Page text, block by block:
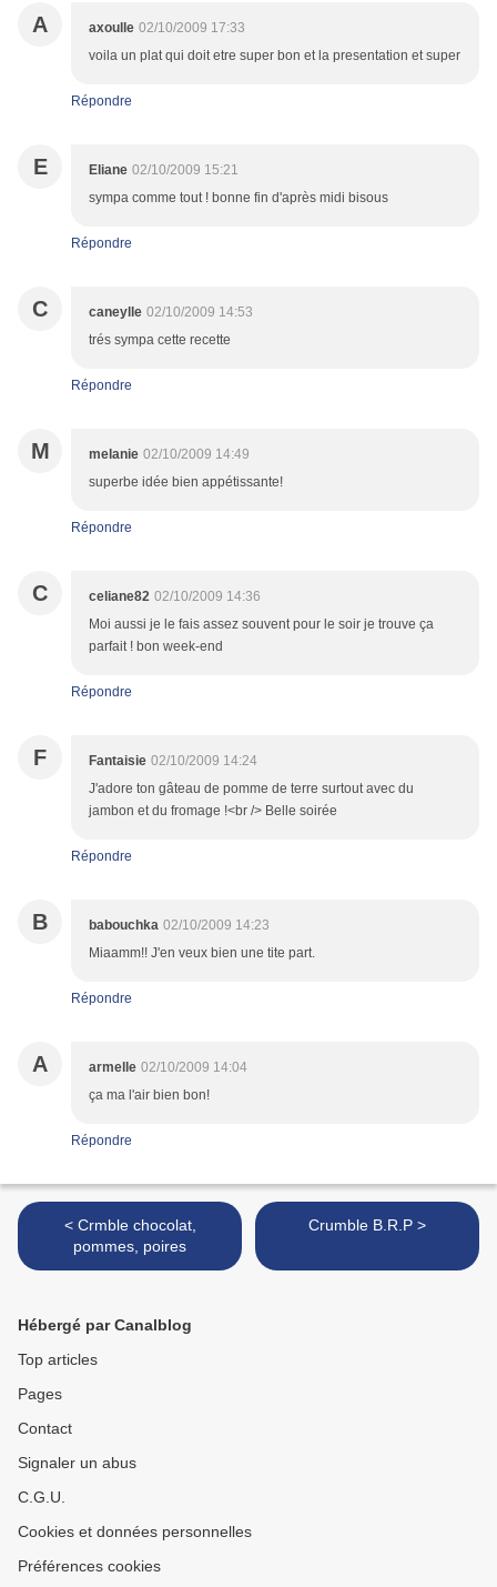
A axoulle 02/10/2009 17:33
voila un plat qui doit etre super bon et la presentation et super
Répondre
E Eliane 02/10/2009 15:21
sympa comme tout ! bonne fin d'après midi bisous
Répondre
C caneylle 02/10/2009 14:53
trés sympa cette recette
Répondre
M melanie 02/10/2009 14:49
superbe idée bien appétissante!
Répondre
C celiane82 02/10/2009 14:36
Moi aussi je le fais assez souvent pour le soir je trouve ça
parfait ! bon week-end
Répondre
F Fantaisie 02/10/2009 14:24
J'adore ton gâteau de pomme de terre surtout avec du
jambon et du fromage !<br /> Belle soirée
Répondre
B babouchka 02/10/2009 14:23
Miaamm!! J'en veux bien une tite part.
Répondre
A armelle 02/10/2009 14:04
ça ma l'air bien bon!
Répondre
< Crmble chocolat,
pommes, poires
Crumble B.R.P >
Hébergé par Canalblog
Top articles
Pages
Contact
Signaler un abus
C.G.U.
Cookies et données personnelles
Préférences cookies